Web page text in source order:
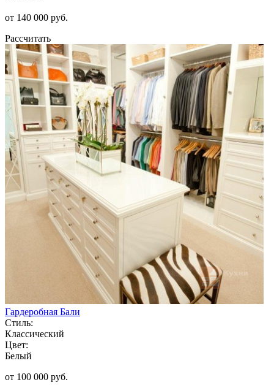
от 140 000 руб.
Рассчитать
Гардеробная Бали
Стиль:
Классический
Цвет:
Белый
от 100 000 руб.